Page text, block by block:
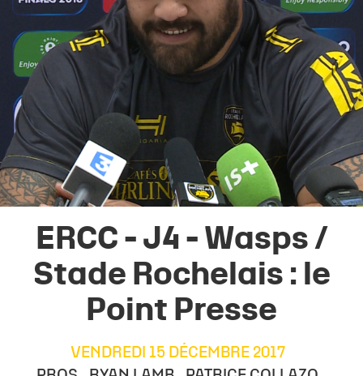
ERCC - J4 - Wasps /
Stade Rochelais : le
Point Presse
VENDREDI 15 DÉCEMBRE 2017